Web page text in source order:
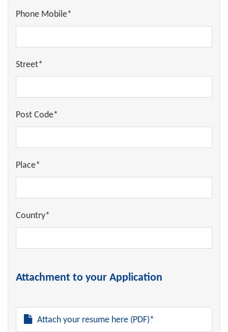
Phone Mobile*
Street*
Post Code*
Place*
Country*
Attachment to your Application
Attach your resume here (PDF)*